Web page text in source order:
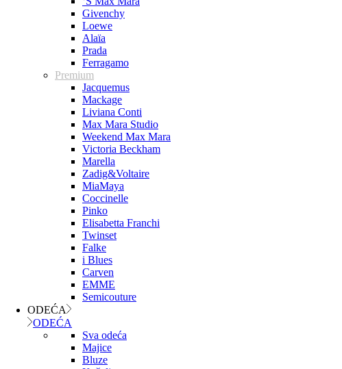
Givenchy
Loewe
Alaïa
Prada
Ferragamo
Premium
Jacquemus
Mackage
Liviana Conti
Max Mara Studio
Weekend Max Mara
Victoria Beckham
Marella
Zadig&Voltaire
MiaMaya
Coccinelle
Pinko
Elisabetta Franchi
Twinset
Falke
i Blues
Carven
EMME
Semicouture
ODEĆA
ODEĆA
Sva odeća
Majice
Bluze